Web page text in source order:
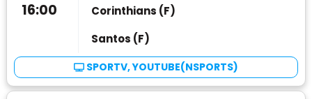
16:00
Corinthians (F)
Santos (F)
SPORTV, YOUTUBE(NSPORTS)